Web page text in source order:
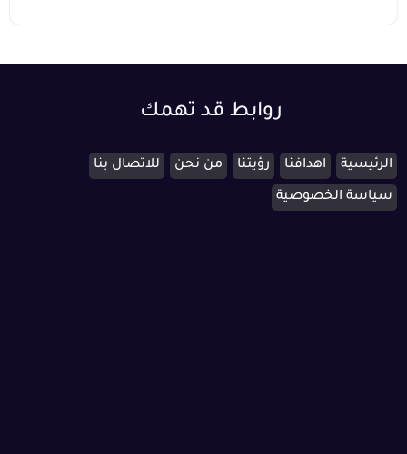
روابط قد تهمك
الرئيسية اهدافنا رؤيتنا من نحن للاتصال بنا
سياسة الخصوصية